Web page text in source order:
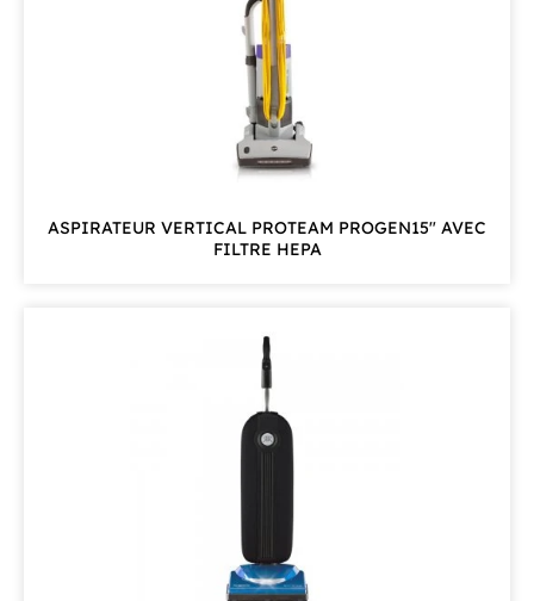
ASPIRATEUR VERTICAL PROTEAM PROGEN15" AVEC
FILTRE HEPA